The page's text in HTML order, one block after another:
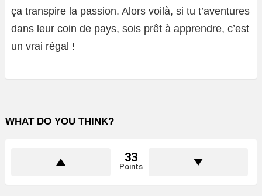
ça transpire la passion. Alors voilà, si tu t’aventures
dans leur coin de pays, sois prêt à apprendre, c’est
un vrai régal !
WHAT DO YOU THINK?
33
Points